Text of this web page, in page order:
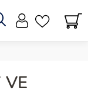
Hľadať